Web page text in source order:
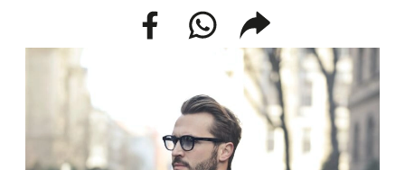
facebookwhatsappcompartir
enlace